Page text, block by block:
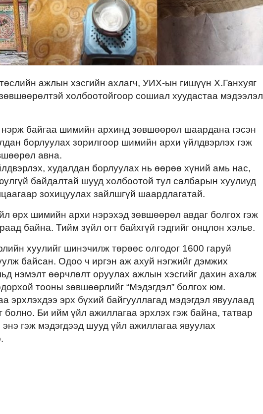
ажлын хэсгийн ахлагч, УИХ-ын гишүүн Х.Ганхуяг
холбоотойгоор сошиал хуудастаа мэдээлэл
байгаа шимийн архинд зөвшөөрөл шаардана гэсэн
борлуулах зорилгоор шимийн архи үйлдвэрлэх гэж
авна.
худалдан борлуулах нь өөрөө хүний амь нас,
байдалтай шууд холбоотой тул салбарын хуулиуд
зохицуулах зайлшгүй шаардлагатай.
өрх шимийн архи нэрэхэд зөвшөөрөл авдаг болгох гэж
байна. Тийм зүйл огт байхгүй гэдгийг онцлон хэлье.
хуулийг шинэчилж төрөөс олгодог 1600 гаруй
байсан. Одоо ч иргэн аж ахуй нэгжийг дэмжих
нэмэлт өөрчлөлт оруулах ажлын хэсгийг дахин ахалж
тооны зөвшөөрлийг “Мэдэгдэл” болгох юм.
эрхлэхдээ эрх бүхий байгууллагад мэдэгдэл явуулаад
болно. Би ийм үйл ажиллагаа эрхлэх гэж байна, татвар
гэж мэдэгдээд шууд үйл ажиллагаа явуулах